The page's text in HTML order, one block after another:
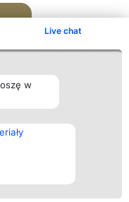
Live chat
w
Kontakt
Kontakt